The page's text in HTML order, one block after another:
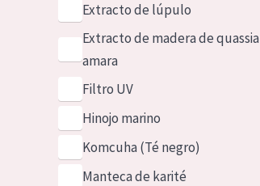
Extracto de lúpulo
Extracto de madera de quassia
amara
Filtro UV
Hinojo marino
Komcuha (Té negro)
Manteca de karité